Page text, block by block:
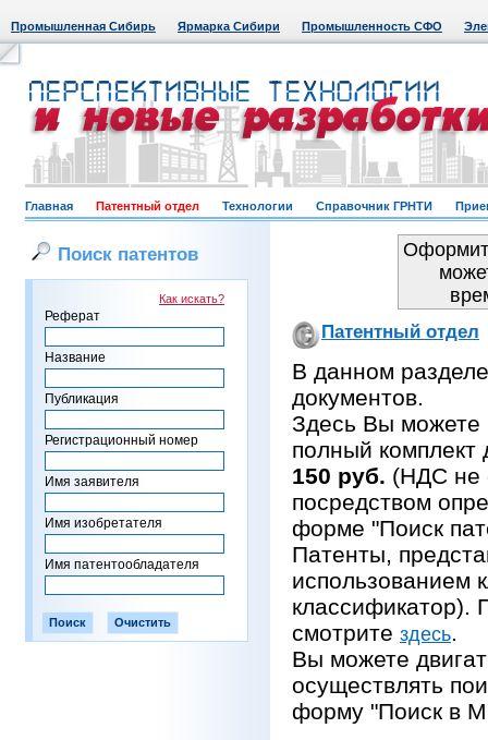
Промышленная Сибирь Ярмарка Сибири Промышленность СФО
Главная Патентный отдел Технологии Справочник ГРНТИ
Поиск патентов
Как искать?
Реферат
Название
Публикация
Регистрационный номер
Имя заявителя
Имя изобретателя
Имя патентообладателя
Патентный отдел
В данном
документов.
Здесь Вы можете
полный комплект
150 руб. (НДС не
посредством
форме "Поиск
Патенты,
использованием
классификатор).
смотрите здесь.
Вы можете
осуществлять
форму "Поиск в